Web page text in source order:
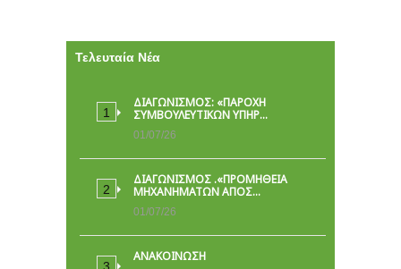
Τελευταία Νέα
ΔΙΑΓΩΝΙΣΜΟΣ: «ΠΑΡΟΧΉ
ΣΥΜΒΟΥΛΕΥΤΙΚΏΝ ΥΠΗΡ…
01/07/26
ΔΙΑΓΩΝΙΣΜΟΣ .«ΠΡΟΜΗΘΕΙΑ
ΜΗΧΑΝΗΜΑΤΩΝ ΑΠΟΣ…
01/07/26
ΑΝΑΚΟΙΝΩΣΗ